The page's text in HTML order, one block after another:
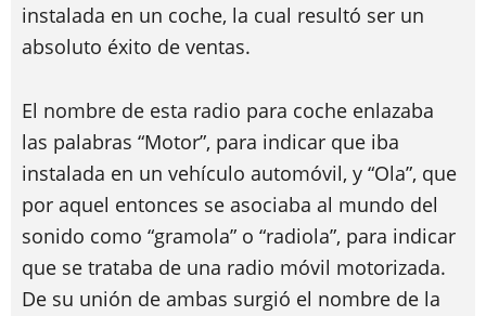
instalada en un coche, la cual resultó ser un
absoluto éxito de ventas.
El nombre de esta radio para coche enlazaba
las palabras “Motor”, para indicar que iba
instalada en un vehículo automóvil, y “Ola”, que
por aquel entonces se asociaba al mundo del
sonido como “gramola” o “radiola”, para indicar
que se trataba de una radio móvil motorizada.
De su unión de ambas surgió el nombre de la